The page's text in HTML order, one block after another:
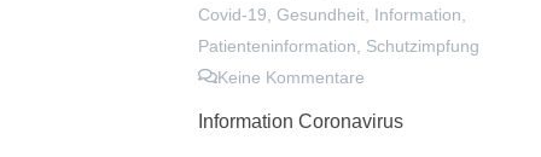
Covid-19
Gesundheit Information
Patienteninformation
Schutzimpfung
Keine Kommentare
Information Coronavirus